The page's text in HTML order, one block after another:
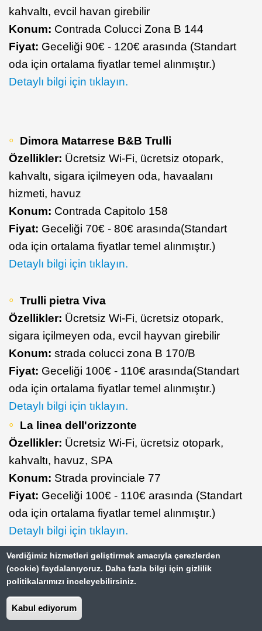
kahvaltı, evcil havan girebilir
Konum: Contrada Colucci Zona B 144
Fiyat: Geceliği 90€ - 120€ arasında (Standart
oda için ortalama fiyatlar temel alınmıştır.)
Detaylı bilgi için tıklayın.
Dimora Matarrese B&B Trulli
Özellikler: Ücretsiz Wi-Fi, ücretsiz otopark,
kahvaltı, sigara içilmeyen oda, havaalanı
hizmeti, havuz
Konum: Contrada Capitolo 158
Fiyat: Geceliği 70€ - 80€ arasında(Standart
oda için ortalama fiyatlar temel alınmıştır.)
Detaylı bilgi için tıklayın.
Trulli pietra Viva
Özellikler: Ücretsiz Wi-Fi, ücretsiz otopark,
sigara içilmeyen oda, evcil hayvan girebilir
Konum: strada colucci zona B 170/B
Fiyat: Geceliği 100€ - 110€ arasında(Standart
oda için ortalama fiyatlar temel alınmıştır.)
Detaylı bilgi için tıklayın.
La linea dell'orizzonte
Özellikler: Ücretsiz Wi-Fi, ücretsiz otopark,
kahvaltı, havuz, SPA
Konum: Strada provinciale 77
Fiyat: Geceliği 100€ - 110€ arasında (Standart
oda için ortalama fiyatlar temel alınmıştır.)
Detaylı bilgi için tıklayın.
Verdiğimiz hizmetleri geliştirmek amacıyla çerezlerden
(cookie) faydalanıyoruz. Daha fazla bilgi için gizlilik
politikalarımızı inceleyebilirsiniz.
Kabul ediyorum